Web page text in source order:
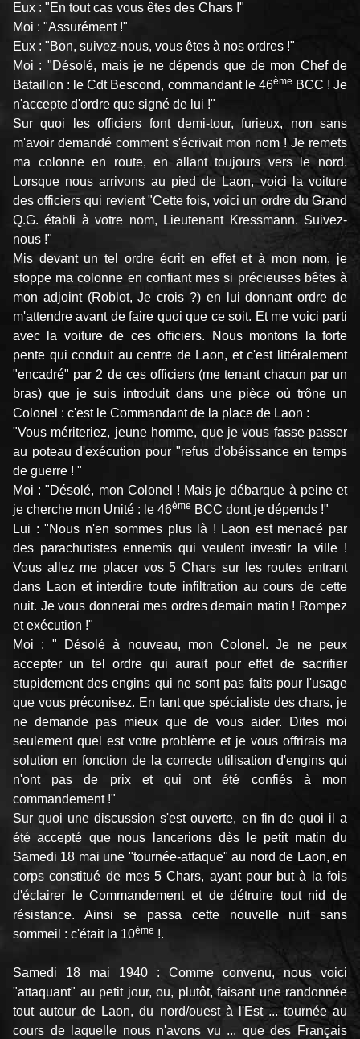
Eux : "En tout cas vous êtes des Chars !"
Moi : "Assurément !"
Eux : "Bon, suivez-nous, vous êtes à nos ordres !"
Moi : "Désolé, mais je ne dépends que de mon Chef de
Bataillon : le Cdt Bescond, commandant le 46ème BCC ! Je
n'accepte d'ordre que signé de lui !"
Sur quoi les officiers font demi-tour, furieux, non sans
m'avoir demandé comment s'écrivait mon nom ! Je remets
ma colonne en route, en allant toujours vers le nord.
Lorsque nous arrivons au pied de Laon, voici la voiture
des officiers qui revient "Cette fois, voici un ordre du Grand
Q.G. établi à votre nom, Lieutenant Kressmann. Suivez-
nous !"
Mis devant un tel ordre écrit en effet et à mon nom, je
stoppe ma colonne en confiant mes si précieuses bêtes à
mon adjoint (Roblot, Je crois ?) en lui donnant ordre de
m'attendre avant de faire quoi que ce soit. Et me voici parti
avec la voiture de ces officiers. Nous montons la forte
pente qui conduit au centre de Laon, et c'est littéralement
"encadré" par 2 de ces officiers (me tenant chacun par un
bras) que je suis introduit dans une pièce où trône un
Colonel : c'est le Commandant de la place de Laon :
"Vous mériteriez, jeune homme, que je vous fasse passer
au poteau d'exécution pour "refus d'obéissance en temps
de guerre ! "
Moi : "Désolé, mon Colonel ! Mais je débarque à peine et
je cherche mon Unité : le 46ème BCC dont je dépends !"
Lui : "Nous n'en sommes plus là ! Laon est menacé par
des parachutistes ennemis qui veulent investir la ville !
Vous allez me placer vos 5 Chars sur les routes entrant
dans Laon et interdire toute infiltration au cours de cette
nuit. Je vous donnerai mes ordres demain matin ! Rompez
et exécution !"
Moi : " Désolé à nouveau, mon Colonel. Je ne peux
accepter un tel ordre qui aurait pour effet de sacrifier
stupidement des engins qui ne sont pas faits pour l'usage
que vous préconisez. En tant que spécialiste des chars, je
ne demande pas mieux que de vous aider. Dites moi
seulement quel est votre problème et je vous offrirais ma
solution en fonction de la correcte utilisation d'engins qui
n'ont pas de prix et qui ont été confiés à mon
commandement !"
Sur quoi une discussion s'est ouverte, en fin de quoi il a
été accepté que nous lancerions dès le petit matin du
Samedi 18 mai une "tournée-attaque" au nord de Laon, en
corps constitué de mes 5 Chars, ayant pour but à la fois
d'éclairer le Commandement et de détruire tout nid de
résistance. Ainsi se passa cette nouvelle nuit sans
sommeil : c'était la 10ème !.
Samedi 18 mai 1940 : Comme convenu, nous voici
"attaquant" au petit jour, ou, plutôt, faisant une randonnée
tout autour de Laon, du nord/ouest à l'Est ... tournée au
cours de laquelle nous n'avons vu ... que des Français